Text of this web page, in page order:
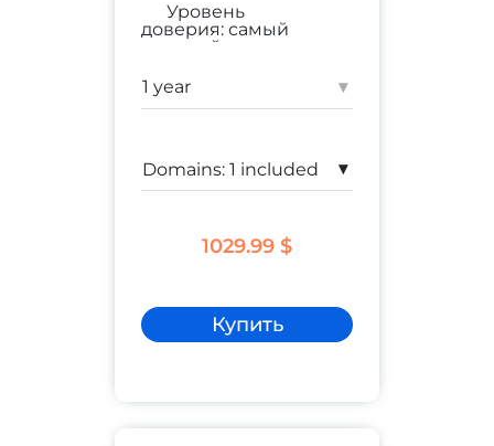
Уровень
доверия: самый
высокий
Гарантия: $ 1,750,000
▾
▾
1029.99 $
Купить